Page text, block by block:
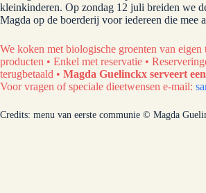
kleinkinderen. Op zondag 12 juli breiden we
Magda op de boerderij voor iedereen die mee
We koken met biologische groenten van eigen
producten • Enkel met reservatie •
terugbetaald • Magda Guelinckx serveert
Voor vragen of speciale dieetwensen e-mail:
Credits: menu van eerste communie © Magda